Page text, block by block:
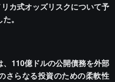
カ式オッズリスクについて予
。
、110億ドルの公開債務を外部
さらなる投資のための柔軟性